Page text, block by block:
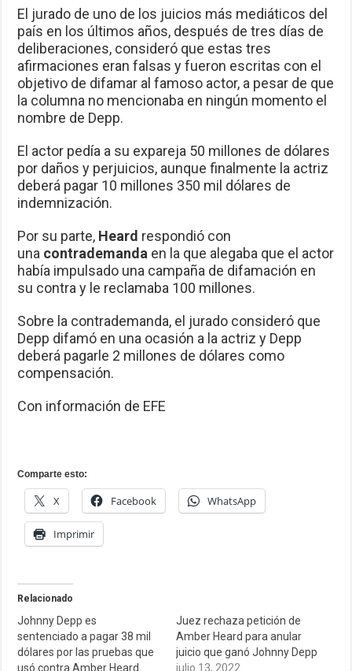
El jurado de uno de los juicios más mediáticos del
país en los últimos años, después de tres días de
deliberaciones, consideró que estas tres
afirmaciones eran falsas y fueron escritas con el
objetivo de difamar al famoso actor, a pesar de que
la columna no mencionaba en ningún momento el
nombre de Depp.
El actor pedía a su expareja 50 millones de dólares
por daños y perjuicios, aunque finalmente la actriz
deberá pagar 10 millones 350 mil dólares de
indemnización.
Por su parte, Heard respondió con
una contrademanda en la que alegaba que el actor
había impulsado una campaña de difamación en
su contra y le reclamaba 100 millones.
Sobre la contrademanda, el jurado consideró que
Depp difamó en una ocasión a la actriz y Depp
deberá pagarle 2 millones de dólares como
compensación.
Con información de EFE
Comparte esto:
X Facebook WhatsApp
Imprimir
Relacionado
Johnny Depp es
sentenciado a pagar 38 mil
dólares por las pruebas que
usó contra Amber Heard
Juez rechaza petición de
Amber Heard para anular
juicio que ganó Johnny Depp
julio 13, 2022